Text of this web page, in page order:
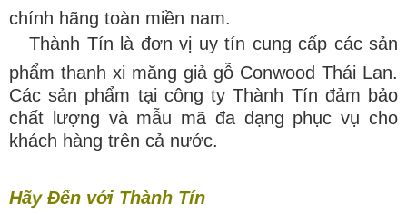
chính hãng toàn miền nam.
Thành Tín là đơn vị uy tín cung cấp các sản
phẩm thanh xi măng giả gỗ Conwood Thái Lan.
Các sản phẩm tại công ty Thành Tín đảm bảo
chất lượng và mẫu mã đa dạng phục vụ cho
khách hàng trên cả nước.
Hãy Đến với Thành Tín